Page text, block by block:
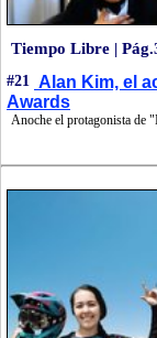
Tiempo Libre |
#21
Alan Kim, el
Awards
Anoche el protagonista de